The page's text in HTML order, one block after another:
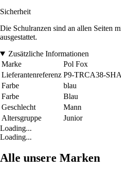
Sicherheit
Die Schulranzen sind an allen Seiten
ausgestattet.
Zusätzliche Informationen
Marke
Pol Fox
Lieferantenreferenz P9-TRCA38-
Farbe
blau
Farbe
Blau
Geschlecht
Mann
Altersgruppe
Junior
Loading...
Loading...
Alle unsere Marken